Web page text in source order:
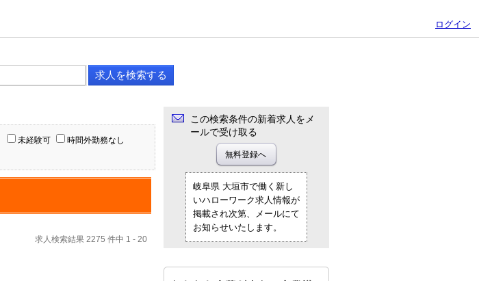
ログイン
未経験可 時間外勤務なし
求人検索結果 2275 件中 1 - 20
この検索条件の新着求人をメ
ールで受け取る
岐阜県 大垣市で働く新し
いハローワーク求人情報が
掲載され次第、メールにて
お知らせいたします。